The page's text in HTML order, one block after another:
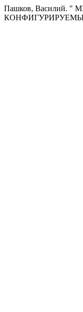
Пашков,